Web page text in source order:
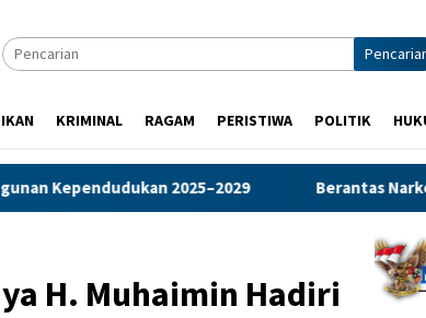
KRIMINAL RAGAM PERISTIWA POLITIK
Narkoba: Polres Gresik Tangkap Dua Pengedar
H. Muhaimin Hadiri